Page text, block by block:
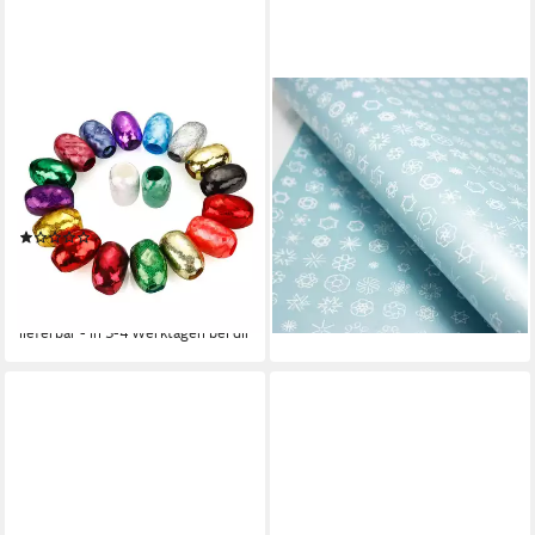
Geschenkband 18x
Kräuselband je 20 Meter -
buntes Geschenkband &
Ringelband, bunte Auswahl
(1)
6,99 € UVP8,99 €
(0,39 €/ 1 Stk)
lieferbar - in 3-4 Werktagen bei dir
BOW & HUMMINGBIRD
Geschenkpapier
Geschenkpapier
Schneeflocken II
1,25 € 2,50 €
-50%
lieferbar - in 2-3 Werktagen bei dir